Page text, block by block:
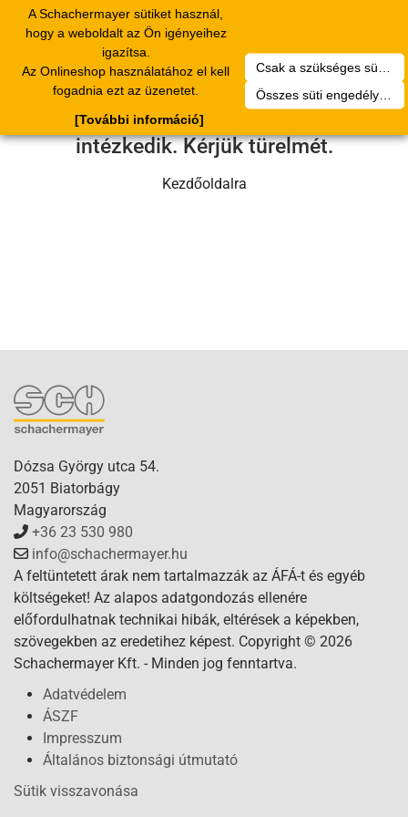
A Schachermayer sütiket használ,
hogy a weboldalt az Ön igényeihez
igazítsa.
Az Onlineshop használatához el kell
fogadnia ezt az üzenetet.
Összes süti engedélyezése
[További információ]
navigation
Sajnos technikai hiba történt.
Szervizcsapatunk hamarosan
intézkedik. Kérjük türelmét.
Kezdőoldalra
Dózsa György utca 54.
2051 Biatorbágy
Magyarország
+36 23 530 980
info@schachermayer.hu
A feltüntetett árak nem tartalmazzák az ÁFÁ-t és egyéb
költségeket! Az alapos adatgondozás ellenére
előfordulhatnak technikai hibák, eltérések a képekben,
szövegekben az eredetihez képest. Copyright © 2026
Schachermayer Kft. - Minden jog fenntartva.
Adatvédelem
ÁSZF
Impresszum
Általános biztonsági útmutató
Sütik visszavonása